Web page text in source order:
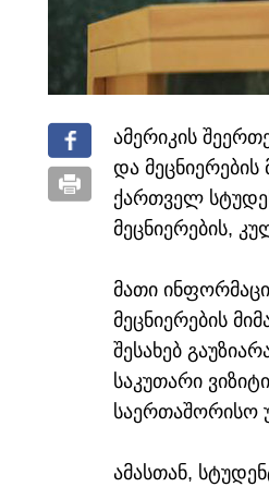
ამერიკის
და
ქართველ
მეცნიერების,
მათი
მეცნიერების
შესახებ
საკუთარი
საერთაშორისო
ამასთან,